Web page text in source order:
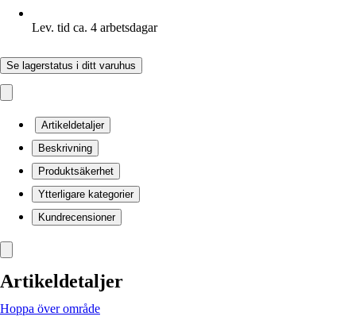
Lev. tid ca. 4 arbetsdagar
Se lagerstatus i ditt varuhus
Artikeldetaljer
Beskrivning
Produktsäkerhet
Ytterligare kategorier
Kundrecensioner
Artikeldetaljer
Hoppa över område